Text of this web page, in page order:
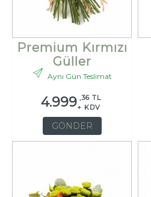
Premium Kırmızı
Güller
Aynı Gün Teslimat
4.999 ,36 TL
+ KDV
GÖNDER